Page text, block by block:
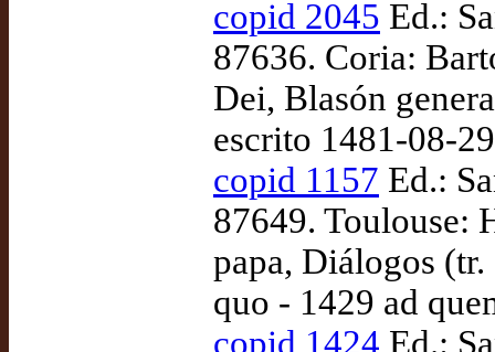
copid 2045 Ed.:
87636. Coria:
Dei, Blasón
escrito 1481-08-
copid 1157 Ed.:
87649. Toulouse:
papa, Diálogos
quo - 1429 ad
copid 1424 Ed.: